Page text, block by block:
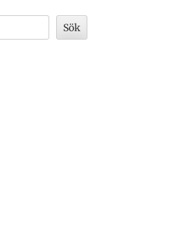
Sök